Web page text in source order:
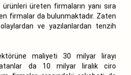
üreten firmaların yanı sıra
firmalar da bulunmaktadır. Zaten
ve yazılanlardan tenzih
maliyeti 30 milyar lirayı
da 10 milyar liralık ciro